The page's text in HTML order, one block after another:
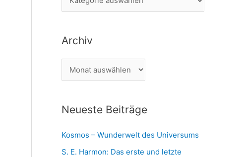
c
h
a
e
e
n
Archiv
r
h
v
Neueste Beiträge
Kosmos – Wunderwelt des Universums
S. E. Harmon: Das erste und letzte